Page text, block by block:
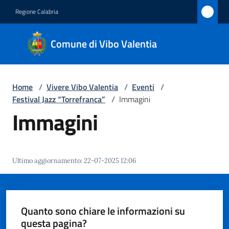
Regione Calabria
Comune di Vibo Valentia
Comune
di Vibo
Valentia
Servizi
Vivere
Vibo
Valentia
Home / Vivere Vibo Valentia / Eventi /
Festival Jazz “Torrefranca” / Immagini
Immagini
Ultimo aggiornamento:22-07-2025 12:06
Quanto sono chiare le informazioni su
questa pagina?